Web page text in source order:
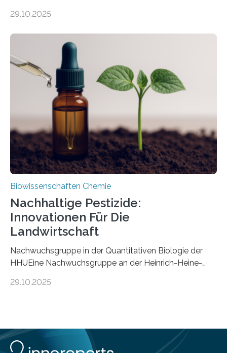
Forschende die bisher älteste bekannte Stechmücken-
Region Kachin in Myanmar und hat sich in
ausgezeichnetem Zustand erhalten. Es konnte als neue
Art einer neuen Gattung beschrieben werden und trägt
nun den Namen Cretosabethes primaevus. Dieser erste
fossile Nachweis einer Stechmückenlarve in Bernstein
stellt gleichzeitig den ersten Fossilfund einer
Mückenlarve aus dem Mesozoikum dar, denn…
29.10.2025
Biowissenschaften Chemie
Nachhaltige Pestizide:
Innovationen Für Die
Landwirtschaft
Nachwuchsgruppe in der Quantitativen Biologie der
HHUEine Nachwuchsgruppe an der Heinrich-Heine-
fünf Jahren erforschen, wie Bakterien auf
Insektenblume. Das Bundesministerium für Forschung,
Technologie und Raumfahrt (BMFTR) fördert das
29.10.2025